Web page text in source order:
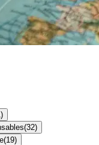
)
(32)
(19)